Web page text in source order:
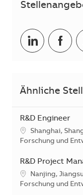
Teilen via
Ähnliche
R&D Engineer
Standort
Shanghai,
Kategorie
Forschung und
R&D Project
Standort
Nanjing,
Kategorie
Forschung und